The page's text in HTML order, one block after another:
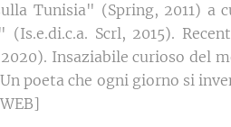
Tunisia" (Spring, 2011)
Scrl, 2015).
Insaziabile curioso del
poeta che ogni giorno si